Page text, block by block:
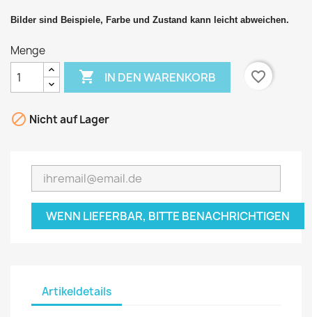
Bilder sind Beispiele, Farbe und Zustand kann leicht abweichen.
Menge
 IN DEN WARENKORB favorite_border
 Nicht auf Lager
WENN LIEFERBAR, BITTE BENACHRICHTIGEN
Artikeldetails